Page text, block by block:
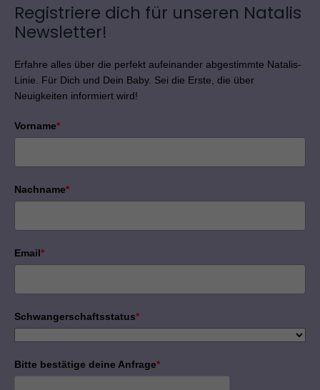
Registriere dich für unseren Natalis
Newsletter!
Erfahre alles über die perfekt aufeinander abgestimmte Natalis-
Linie. Für Dich und Dein Baby. Sei die Erste, die über
Neuigkeiten informiert wird!
Vorname*
Nachname*
Email*
Schwangerschaftsstatus*
Bitte bestätige deine Anfrage*